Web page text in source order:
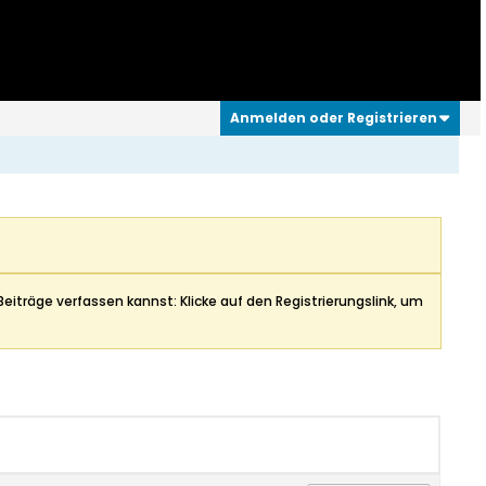
Anmelden oder Registrieren
verfassen kannst: Klicke auf den Registrierungslink, um